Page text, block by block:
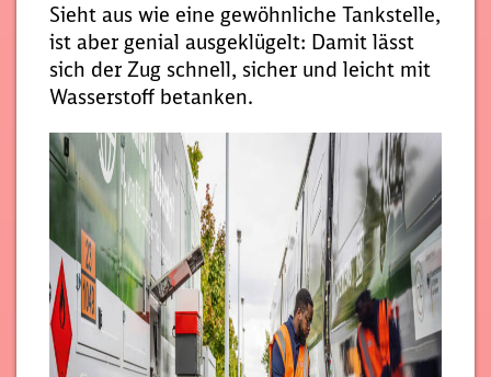
Sieht aus wie eine gewöhnliche Tankstelle,
ist aber genial ausgeklügelt: Damit lässt
sich der Zug schnell, sicher und leicht mit
Wasserstoff betanken.